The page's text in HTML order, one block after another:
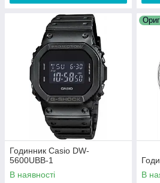
Годинник Casio DW-
5600UBB-1
В наявності
В